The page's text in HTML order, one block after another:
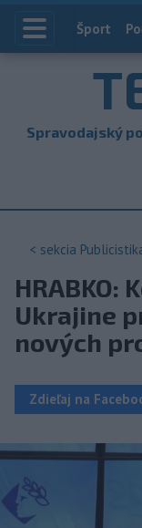
Index
Šport
Spravodajský
< sekcia
HRABKO:
Ukrajine
nových
Zdieľaj na